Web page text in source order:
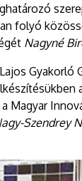
folyó
Nagyné
Gyakorló
Magyar
Szendrey